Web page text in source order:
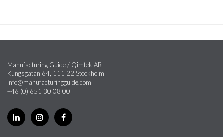
Manufacturing Guide / Qimtek AB
Kungsgatan 64, 111 22 Stockholm
info@manufacturingguide.com
+46 (0) 651 30 08 00